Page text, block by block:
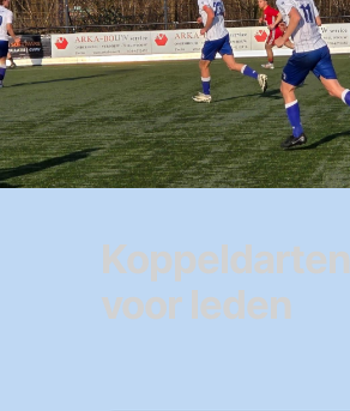
Koppeldarten
voor leden